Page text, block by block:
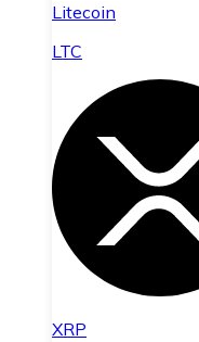
Litecoin
LTC
XRP